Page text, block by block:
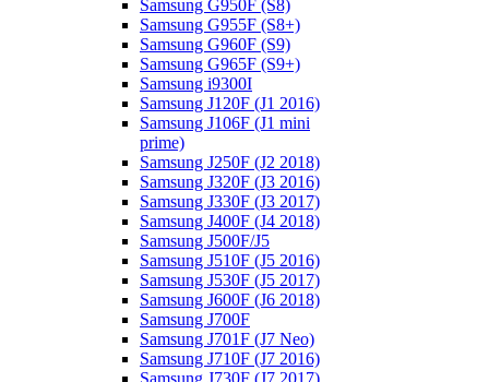
Samsung G950F (S8)
Samsung G955F (S8+)
Samsung G960F (S9)
Samsung G965F (S9+)
Samsung i9300I
Samsung J120F (J1 2016)
Samsung J106F (J1 mini
prime)
Samsung J250F (J2 2018)
Samsung J320F (J3 2016)
Samsung J330F (J3 2017)
Samsung J400F (J4 2018)
Samsung J500F/J5
Samsung J510F (J5 2016)
Samsung J530F (J5 2017)
Samsung J600F (J6 2018)
Samsung J700F
Samsung J701F (J7 Neo)
Samsung J710F (J7 2016)